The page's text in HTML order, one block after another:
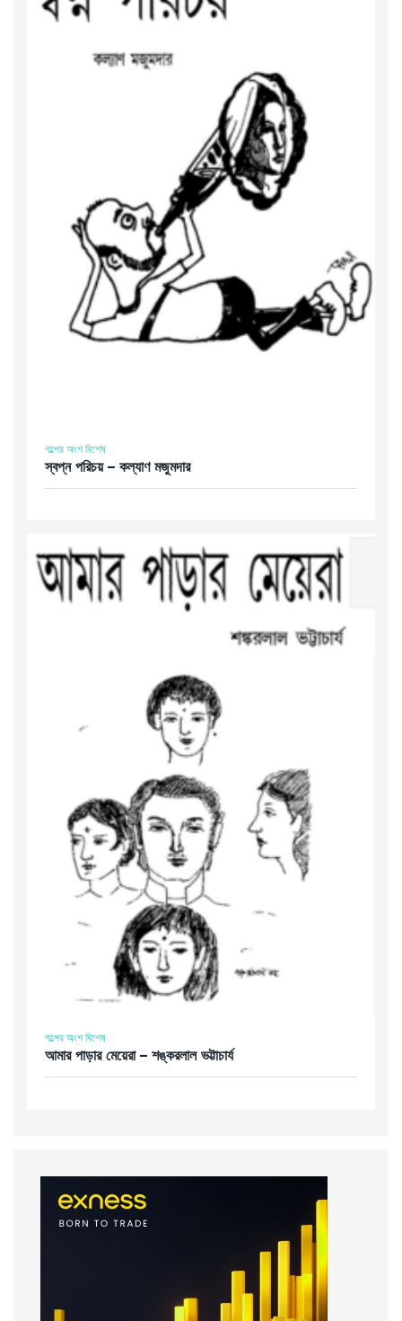
গল্পের অংশ বিশেষ
স্বপ্ন পরিচয় – কল্যাণ মজুমদার
গল্পের অংশ বিশেষ
আমার পাড়ার মেয়েরা – শঙ্করলাল ভট্টাচার্য